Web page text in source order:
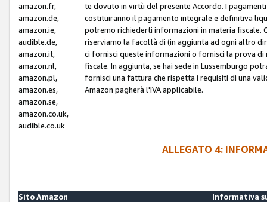
amazon.fr,
amazon.de,
amazon.ie,
audible.de,
amazon.it,
amazon.nl,
amazon.pl,
amazon.es,
amazon.se,
amazon.co.uk,
audible.co.uk
te dovuto in virtù del presente Accordo. I
costituiranno il pagamento integrale e definitiva
potremo richiederti informazioni in materia fiscale.
riserviamo la facoltà di (in aggiunta ad ogni altro
ci fornisci queste informazioni o fornisci la prova
fiscale. In aggiunta, se hai sede in Lussemburgo
fornisci una fattura che rispetta i requisiti di una
Amazon pagherà l'IVA applicabile.
ALLEGATO 4:
Sito Amazon
Informativa